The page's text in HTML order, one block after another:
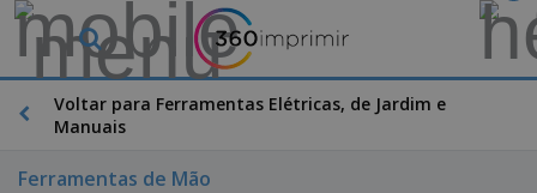
Voltar para Ferramentas Elétricas, de Jardim e
Manuais
Ferramentas de Mão